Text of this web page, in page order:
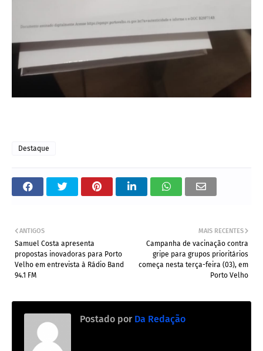
Destaque
MAIS RECENTES
Campanha de vacinação contra
gripe para grupos prioritários
começa nesta terça-feira (03), em
Porto Velho
ANTIGOS
Samuel Costa apresenta
propostas inovadoras para Porto
Velho em entrevista à Rádio Band
94.1 FM
Postado por Da Redação